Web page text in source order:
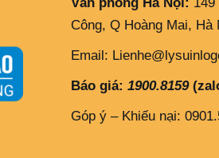
Công, Q Hoàng Mai, Hà
Email:
Báo giá: 1900.8159
Góp ý – Khiếu nại: